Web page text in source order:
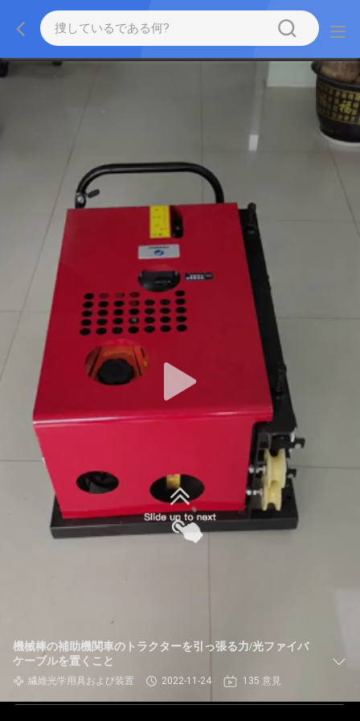
機械棒の補助機関車のトラクターを引っ張る力/光ファイバ
ケーブルを置くこと
繊維光学用具および装置 2022-11-24 135 意見